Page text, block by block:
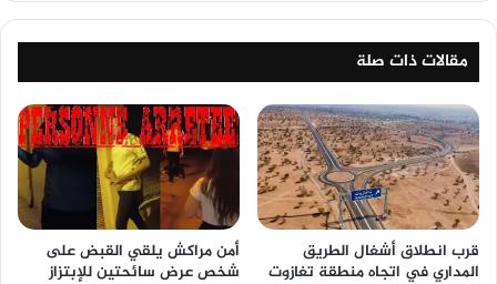
مقالات ذات صلة
قرب انطلاق أشغال الطريق
المداري في اتجاه منطقة تغازوت
أمن مراكش يلقي القبض على
شخص عرض سائحتين للإبتزاز